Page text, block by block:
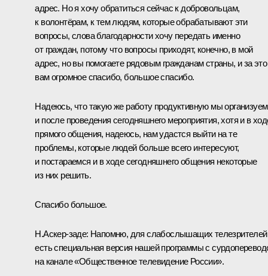
адрес. Но я хочу обратиться сейчас к добровольцам,
к волонтёрам, к тем людям, которые обрабатывают эти
вопросы, слова благодарности хочу передать именно
от граждан, потому что вопросы приходят, конечно, в мой
адрес, но вы помогаете рядовым гражданам страны, и за это
вам огромное спасибо, большое спасибо.
Надеюсь, что такую же работу продуктивную мы организуем
и после проведения сегодняшнего мероприятия, хотя и в
прямого общения, надеюсь, нам удастся выйти на те
проблемы, которые людей больше всего интересуют,
и постараемся и в ходе сегодняшнего общения некоторые
из них решить.
Спасибо большое.
Н.Аскер-заде: Напомню, для слабослышащих телезрителей
есть специальная версия нашей программы с
на канале «Общественное телевидение России».